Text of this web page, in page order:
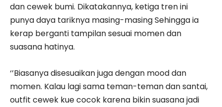
dan cewek bumi. Dikatakannya, ketiga tren ini
punya daya tariknya masing-masing Sehingga ia
kerap berganti tampilan sesuai momen dan
suasana hatinya.
‘’Biasanya disesuaikan juga dengan mood dan
momen. Kalau lagi sama teman-teman dan santai,
outfit cewek kue cocok karena bikin suasana jadi